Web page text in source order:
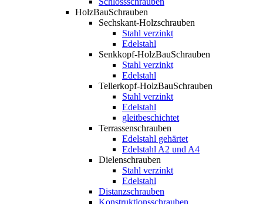
HolzBauSchrauben
Sechskant-Holzschrauben
Stahl verzinkt
Edelstahl
Senkkopf-HolzBauSchrauben
Stahl verzinkt
Edelstahl
Tellerkopf-HolzBauSchrauben
Stahl verzinkt
Edelstahl
gleitbeschichtet
Terrassenschrauben
Edelstahl gehärtet
Edelstahl A2 und A4
Dielenschrauben
Stahl verzinkt
Edelstahl
Distanzschrauben
Konstruktionsschrauben